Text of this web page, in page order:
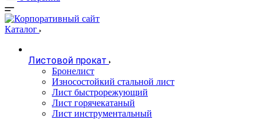
Каталог
Листовой прокат
Бронелист
Износостойкий стальной лист
Лист быстрорежующий
Лист горячекатаный
Лист инструментальный